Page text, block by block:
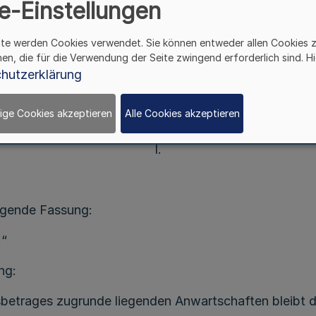
des Gesetzes über die kommunalen
der Kassenausschuss in seiner Sitzung vom 17.
für Gemeinden und
geändert durch die Erste Satzungsänderung
I.
Fassung:
zugrunde liegenden Anwartschaften bleibt
Einstellungen
werden Cookies verwendet. Sie können entweder allen Cookies
die für die Verwendung der Seite zwingend erforderlich sind.
Cookies akzeptieren Alle Cookies akzeptieren